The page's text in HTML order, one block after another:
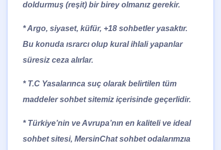
doldurmuş (reşit) bir birey olmanız gerekir.
* Argo, siyaset, küfür, +18 sohbetler yasaktır.
Bu konuda ısrarcı olup kural ihlali yapanlar
süresiz ceza alırlar.
* T.C Yasalarınca suç olarak belirtilen tüm
maddeler sohbet sitemiz içerisinde geçerlidir.
* Türkiye’nin ve Avrupa’nın en kaliteli ve ideal
sohbet sitesi, MersinChatsohbet odalarımzıa